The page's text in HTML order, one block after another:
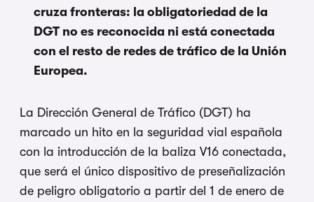
cruza fronteras: la obligatoriedad de la
DGT no es reconocida ni está conectada
con el resto de redes de tráfico de la Unión
Europea.
La Dirección General de Tráfico (DGT) ha
marcado un hito en la seguridad vial española
con la introducción de la baliza V16 conectada,
que será el único dispositivo de preseñalización
de peligro obligatorio a partir del 1 de enero de